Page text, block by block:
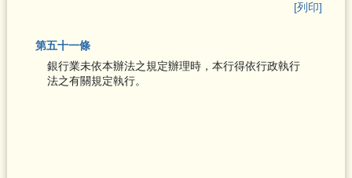
[列印]
第五十一條
銀行業未依本辦法之規定辦理時，本行得依行政執行
法之有關規定執行。